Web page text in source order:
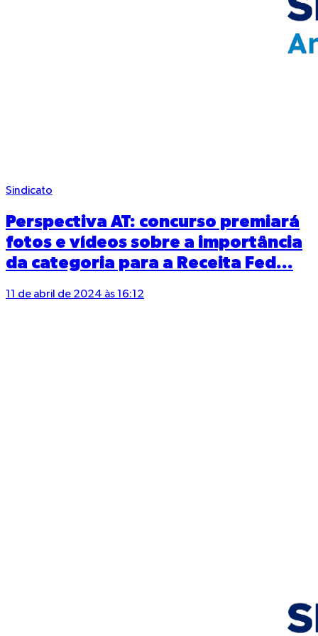
Sindicato
Perspectiva AT: concurso premiará
fotos e vídeos sobre a importância
da categoria para a Receita Fed...
11 de abril de 2024 às 16:12